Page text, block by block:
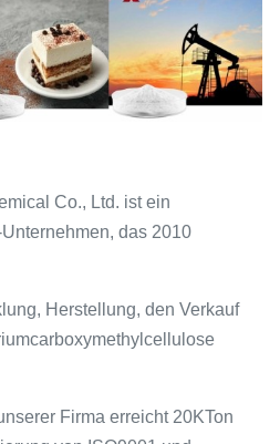
Co., Ltd. ist ein
das 2010
Herstellung, den Verkauf
Firma erreicht 20KTon